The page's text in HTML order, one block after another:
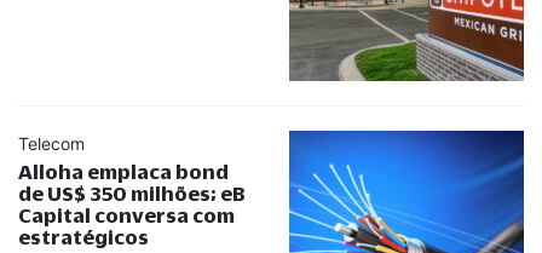
Telecom
Alloha emplaca bond
de US$ 350 milhões; eB
Capital conversa com
estratégicos